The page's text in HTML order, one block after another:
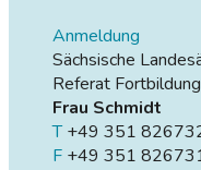
Anmeldung
Sächsische
Referat Fortbildung
Frau Schmidt
T+49 351
F +49 351